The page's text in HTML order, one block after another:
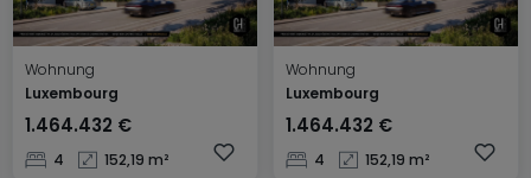
Wohnung
Luxembourg
1.464.432 €
4 152,19 m²
Wohnung
Luxembourg
1.464.432 €
4 152,19 m²